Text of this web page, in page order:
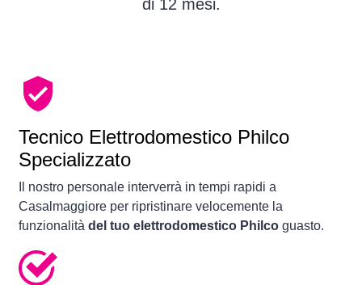
di 12 mesi.
Tecnico Elettrodomestico Philco
Specializzato
Il nostro personale interverrà in tempi rapidi a
Casalmaggiore per ripristinare velocemente la
funzionalità del tuo elettrodomestico Philco guasto.